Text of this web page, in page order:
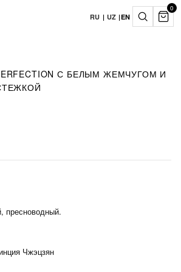
RU | UZ |EN
0
С БЕЛЫМ ЖЕМЧУГОМ И
пресноводный.
Чжэцзян